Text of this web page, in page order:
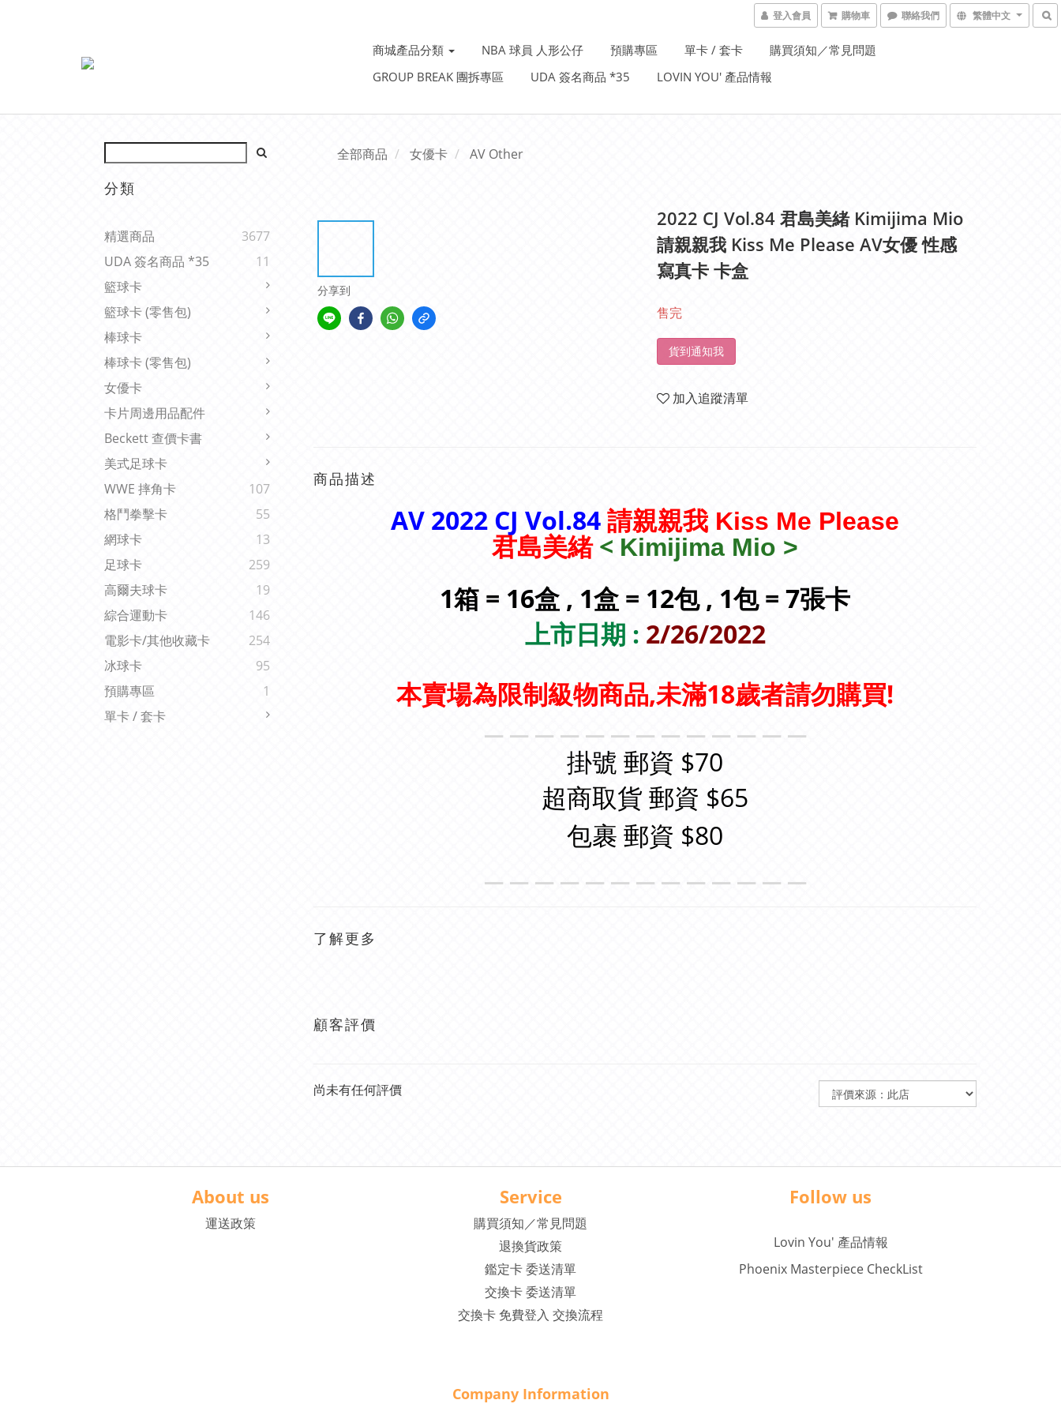
登入會員 購物車 聯絡我們 繁體中文
商城產品分類 NBA 球員 人形公仔 預購專區 單卡 / 套卡
購買須知／常見問題
GROUP BREAK 團拆專區
UDA 簽名商品 *35 LOVIN YOU' 產品情報
分類
精選商品
3677
UDA 簽名商品 *35
11
籃球卡
籃球卡 (零售包)
棒球卡
棒球卡 (零售包)
女優卡
卡片周邊用品配件
Beckett 查價卡書
美式足球卡
WWE 摔角卡
107
格鬥拳擊卡
55
網球卡
13
足球卡
259
高爾夫球卡
19
綜合運動卡
146
電影卡/其他收藏卡
254
冰球卡
95
預購專區
1
單卡 / 套卡
全部商品 女優卡 AV Other
分享到
2022 CJ Vol.84 君島美緒 Kimijima Mio
請親親我 Kiss Me Please AV女優 性感
寫真卡 卡盒
售完
貨到通知我
加入追蹤清單
商品描述
AV 2022 CJ Vol.84 請親親我 Kiss Me Please
君島美緒 < Kimijima Mio >
1箱 = 16盒 , 1盒 = 12包 , 1包 = 7張卡
上市日期 : 2/26/2022
本賣場為限制級物商品,未滿18歲者請勿購買!
掛號 郵資 $70
超商取貨 郵資 $65
包裹 郵資 $80
了解更多
顧客評價
尚未有任何評價
About us
運送政策
Service
購買須知／常見問題
退換貨政策
鑑定卡 委送清單
交換卡 委送清單
交換卡 免費登入 交換流程
Follow us
Lovin You' 產品情報
Phoenix Masterpiece CheckList
Company Information